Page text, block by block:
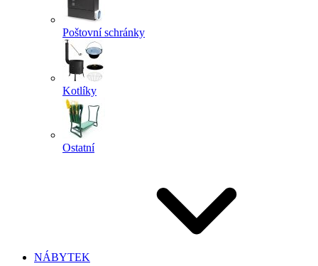
Poštovní schránky
Kotlíky
Ostatní
NÁBYTEK